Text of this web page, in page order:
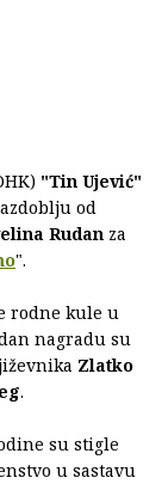
"Tin Ujević"
od
Rudan za
".
rodne kule u
nagradu su
Zlatko
.
su stigle
u sastavu